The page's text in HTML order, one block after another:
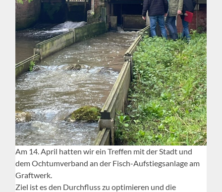
Am 14. April hatten wir ein Treffen mit der Stadt und
dem Ochtumverband an der Fisch-Aufstiegsanlage am
Graftwerk.
Ziel ist es den Durchfluss zu optimieren und die